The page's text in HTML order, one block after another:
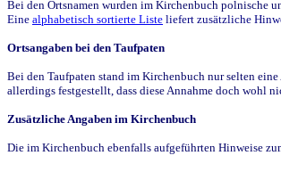
Bei den Ortsnamen wurden im Kirchenbuch polnische
Eine alphabetisch sortierte Liste liefert zusätzliche
Ortsangaben bei den Taufpaten
Bei den Taufpaten stand im Kirchenbuch nur selten
allerdings festgestellt, dass diese Annahme doch wohl
Zusätzliche Angaben im Kirchenbuch
Die im Kirchenbuch ebenfalls aufgeführten Hinweise